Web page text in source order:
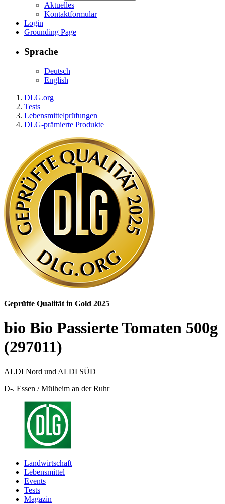
Aktuelles
Kontaktformular
Login
Grounding Page
Sprache
Deutsch
English
DLG.org
Tests
Lebensmittelprüfungen
DLG-prämierte Produkte
Geprüfte Qualität in Gold 2025
bio Bio Passierte Tomaten 500g
(297011)
ALDI Nord und ALDI SÜD
D-. Essen / Mülheim an der Ruhr
Landwirtschaft
Lebensmittel
Events
Tests
Magazin